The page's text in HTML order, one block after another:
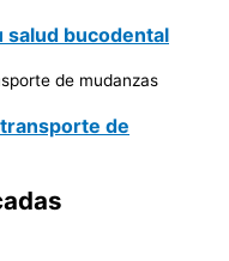
salud bucodental
de